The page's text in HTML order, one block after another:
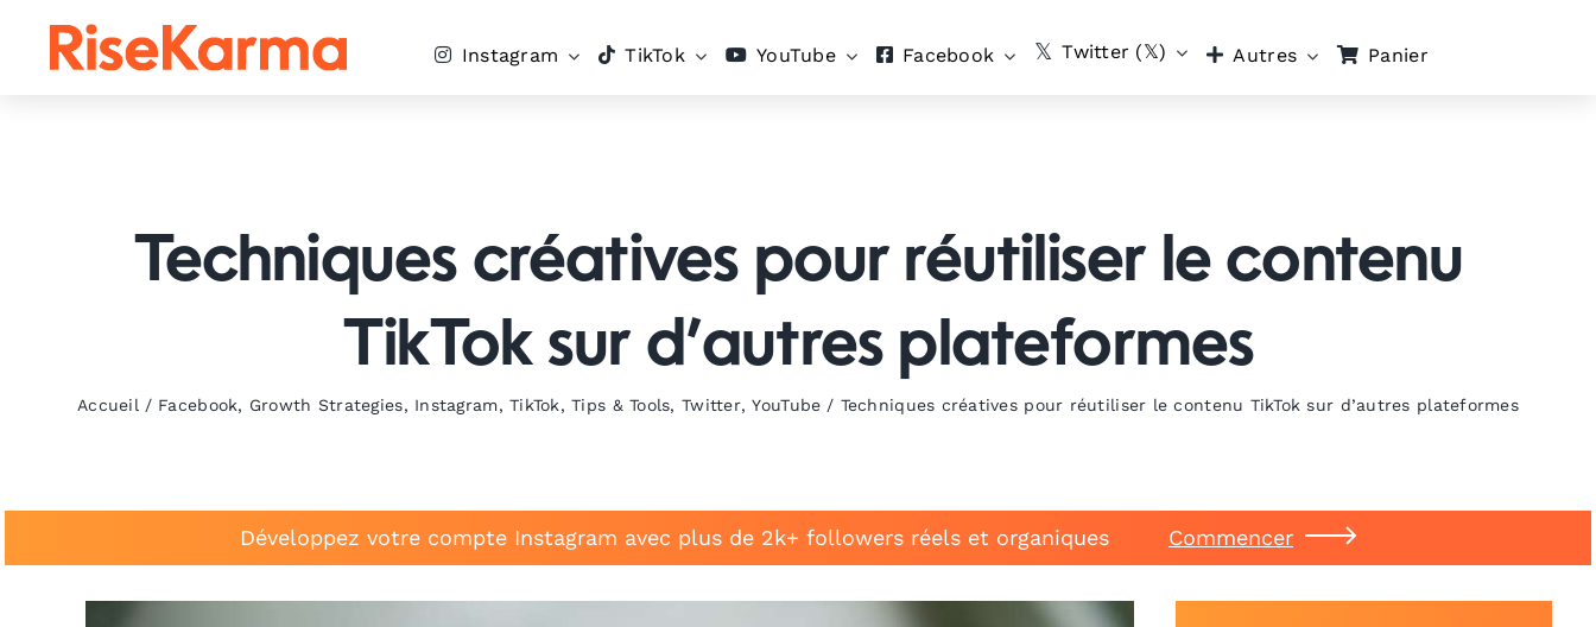
Instagram TikTok YouTube Facebook Twitter (𝕏) Autres Panier
Techniques créatives pour réutiliser le contenu
TikTok sur d’autres plateformes
Accueil / Facebook, Growth Strategies, Instagram,TikTok,Tips & Tools,Twitter,YouTube / Techniques créatives pour réutiliser le contenu TikTok sur d’autres plateformes
Développez votre compte Instagram avec plus de 2k+ followers réels et organiques Commencer